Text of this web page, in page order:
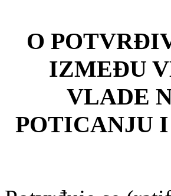
O
IZMEĐU
VLADE
POTICANJU